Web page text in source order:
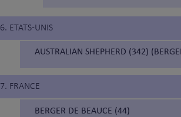
6. ETATS-UNIS
AUSTRALIAN SHEPHERD (342)
7. FRANCE
BERGER DE BEAUCE (44)